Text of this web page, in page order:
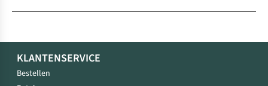
KLANTENSERVICE
Bestellen